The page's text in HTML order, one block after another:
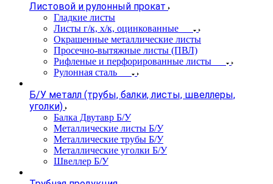
Листовой и рулонный прокат
Гладкие листы
Листы г/к, х/к, оцинкованные
Окрашенные металлические листы
Просечно-вытяжные листы (ПВЛ)
Рифленые и перфорированные листы
Рулонная сталь
Б/У металл (трубы, балки, листы, швеллеры,
уголки)
Балка Двутавр Б/У
Металлические листы Б/У
Металлические трубы Б/У
Металлические уголки Б/У
Швеллер Б/У